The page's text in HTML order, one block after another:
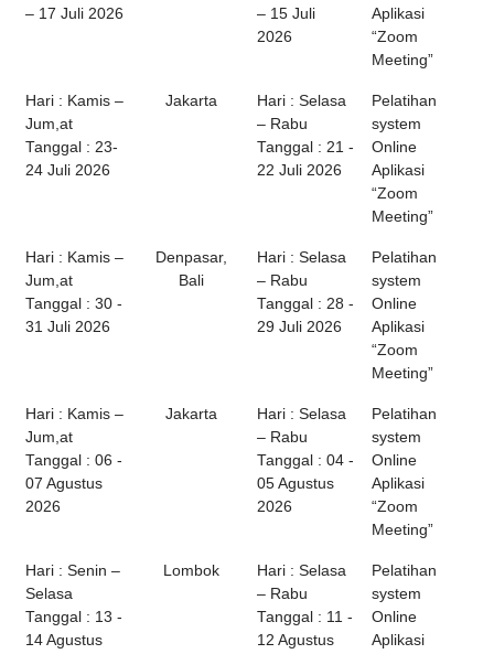
– 17 Juli 2026
– 15 Juli
2026
Aplikasi
“Zoom
Meeting”
Hari : Kamis –
Jum,at
Tanggal : 23-
24 Juli 2026
Jakarta
Hari : Selasa
– Rabu
Tanggal : 21 -
22 Juli 2026
Pelatihan
system
Online
Aplikasi
“Zoom
Meeting”
Hari : Kamis –
Jum,at
Tanggal : 30 -
31 Juli 2026
Denpasar,
Bali
Hari : Selasa
– Rabu
Tanggal : 28 -
29 Juli 2026
Pelatihan
system
Online
Aplikasi
“Zoom
Meeting”
Hari : Kamis –
Jum,at
Tanggal : 06 -
07 Agustus
2026
Jakarta
Hari : Selasa
– Rabu
Tanggal : 04 -
05 Agustus
2026
Pelatihan
system
Online
Aplikasi
“Zoom
Meeting”
Hari : Senin –
Selasa
Tanggal : 13 -
14 Agustus
Lombok
Hari : Selasa
– Rabu
Tanggal : 11 -
12 Agustus
Pelatihan
system
Online
Aplikasi